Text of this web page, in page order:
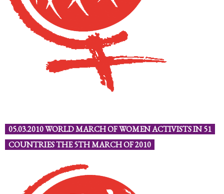
05.03.2010 WORLD MARCH OF WOMEN ACTIVISTS IN 51
COUNTRIES THE 5TH MARCH OF 2010